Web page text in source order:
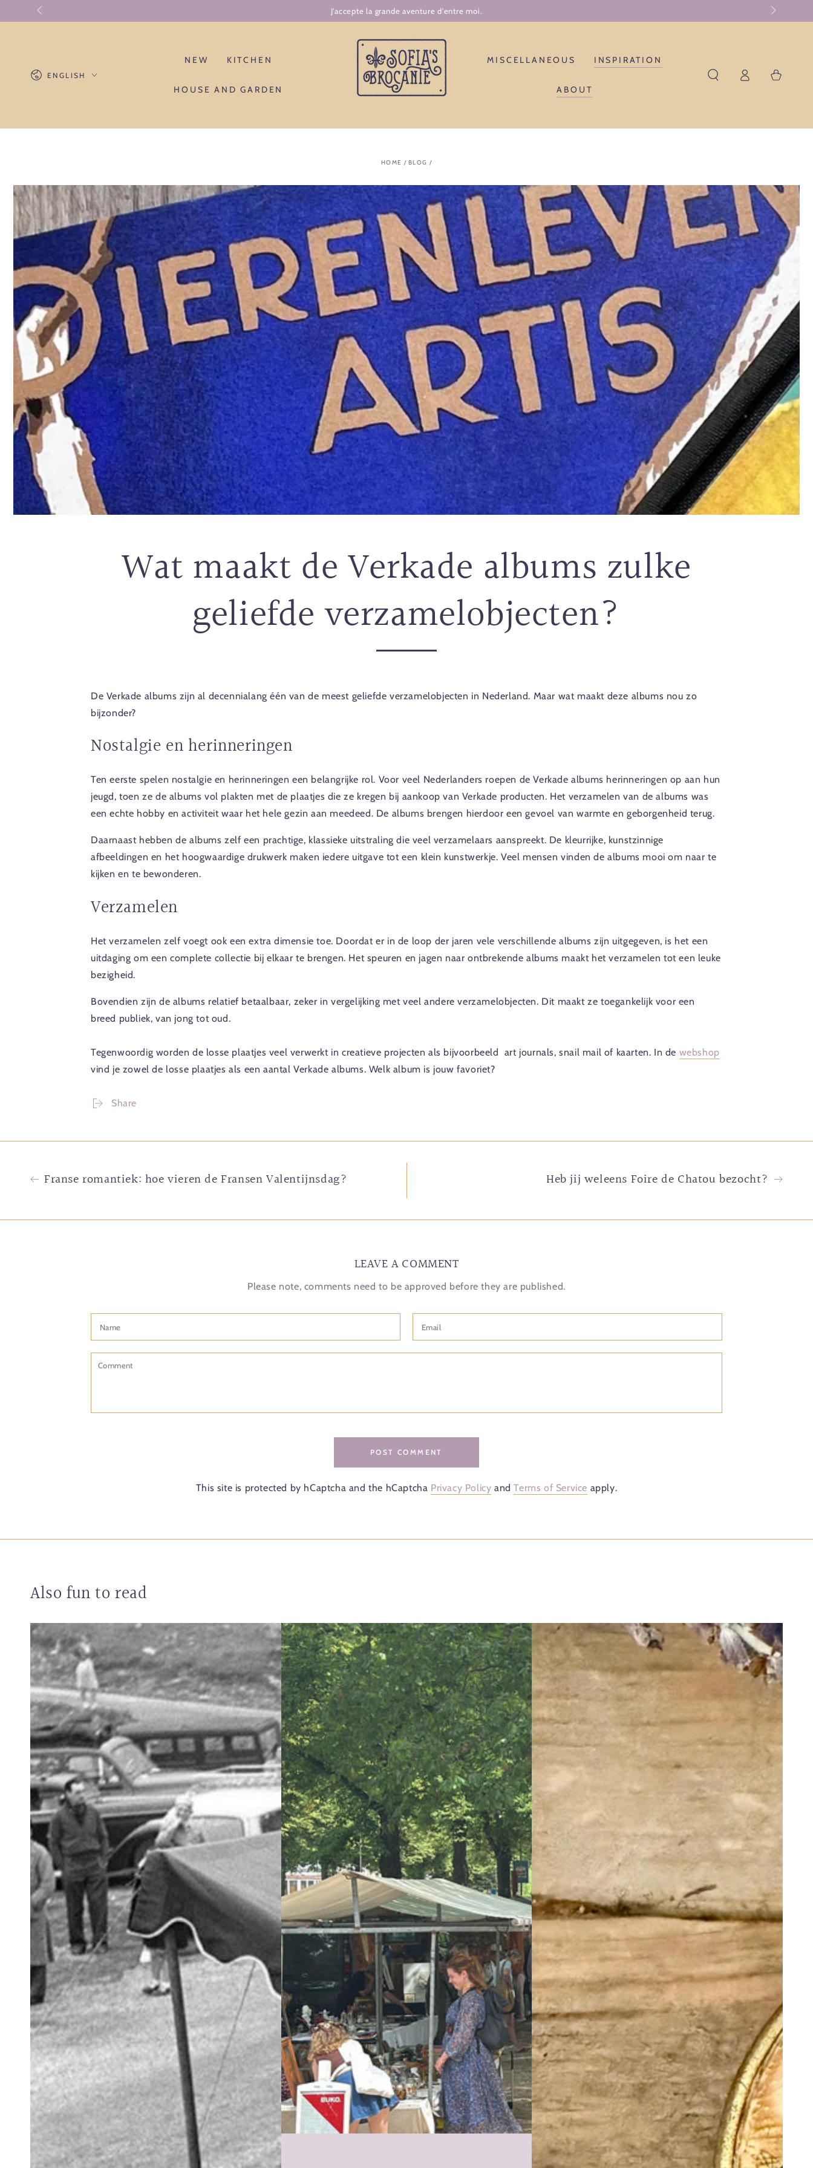
SKIP TO CONTENT J'accepte la grande aventure d'entre moi.
LanguageENGLISH
NEW KITCHEN
HOUSE AND GARDEN
MISCELLANEOUS INSPIRATION
ABOUT
Log
in
Cart
HOME / BLOG /
Wat maakt de Verkade albums zulke
geliefde verzamelobjecten?
De Verkade albums zijn al decennialang één van de meest geliefde verzamelobjecten in Nederland. Maar wat maakt deze albums nou zo
bijzonder?
Nostalgie en herinneringen
Ten eerste spelen nostalgie en herinneringen een belangrijke rol. Voor veel Nederlanders roepen de Verkade albums herinneringen op aan hun
jeugd, toen ze de albums vol plakten met de plaatjes die ze kregen bij aankoop van Verkade producten. Het verzamelen van de albums was
een echte hobby en activiteit waar het hele gezin aan meedeed. De albums brengen hierdoor een gevoel van warmte en geborgenheid terug.
Daarnaast hebben de albums zelf een prachtige, klassieke uitstraling die veel verzamelaars aanspreekt. De kleurrijke, kunstzinnige
afbeeldingen en het hoogwaardige drukwerk maken iedere uitgave tot een klein kunstwerkje. Veel mensen vinden de albums mooi om naar te
kijken en te bewonderen.
Verzamelen
Het verzamelen zelf voegt ook een extra dimensie toe. Doordat er in de loop der jaren vele verschillende albums zijn uitgegeven, is het een
uitdaging om een complete collectie bij elkaar te brengen. Het speuren en jagen naar ontbrekende albums maakt het verzamelen tot een leuke
bezigheid.
Bovendien zijn de albums relatief betaalbaar, zeker in vergelijking met veel andere verzamelobjecten. Dit maakt ze toegankelijk voor een
breed publiek, van jong tot oud.
Tegenwoordig worden de losse plaatjes veel verwerkt in creatieve projecten als bijvoorbeeld art journals, snail mail of kaarten. In de webshop
vind je zowel de losse plaatjes als een aantal Verkade albums. Welk album is jouw favoriet?
Share
Franse romantiek: hoe vieren de Fransen Valentijnsdag? Heb jij weleens Foire de Chatou bezocht?
LEAVE A COMMENT
Please note, comments need to be approved before they are published.
Comment
POST COMMENT
This site is protected by hCaptcha and the hCaptcha Privacy Policy andTerms of Service apply.
Also fun to read